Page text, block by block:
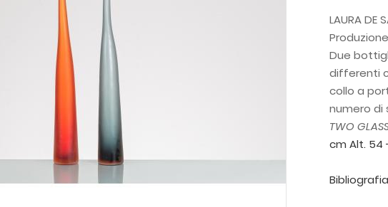
LAURA DE
Due
differenti
collo a
numero di
TWO
cm Alt. 54